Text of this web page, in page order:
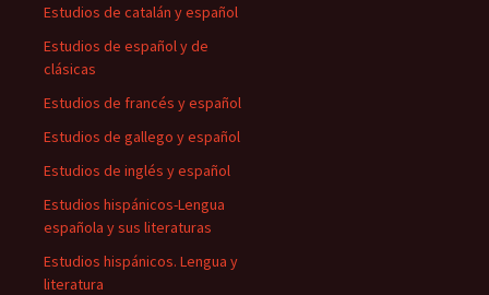
Estudios de catalán y español
Estudios de español y de
clásicas
Estudios de francés y español
Estudios de gallego y español
Estudios de inglés y español
Estudios hispánicos-Lengua
española y sus literaturas
Estudios hispánicos. Lengua y
literatura